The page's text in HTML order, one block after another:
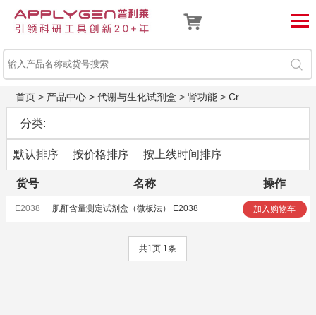
首页> 产品中心> 代谢与生化试剂盒 > 肾功能> Cr
分类:
默认排序 按价格排序 按上线时间排序
货号 名称 操作
E2038 肌酐含量测定试剂盒（微板法） E2038 加入购物车
共1页 1条